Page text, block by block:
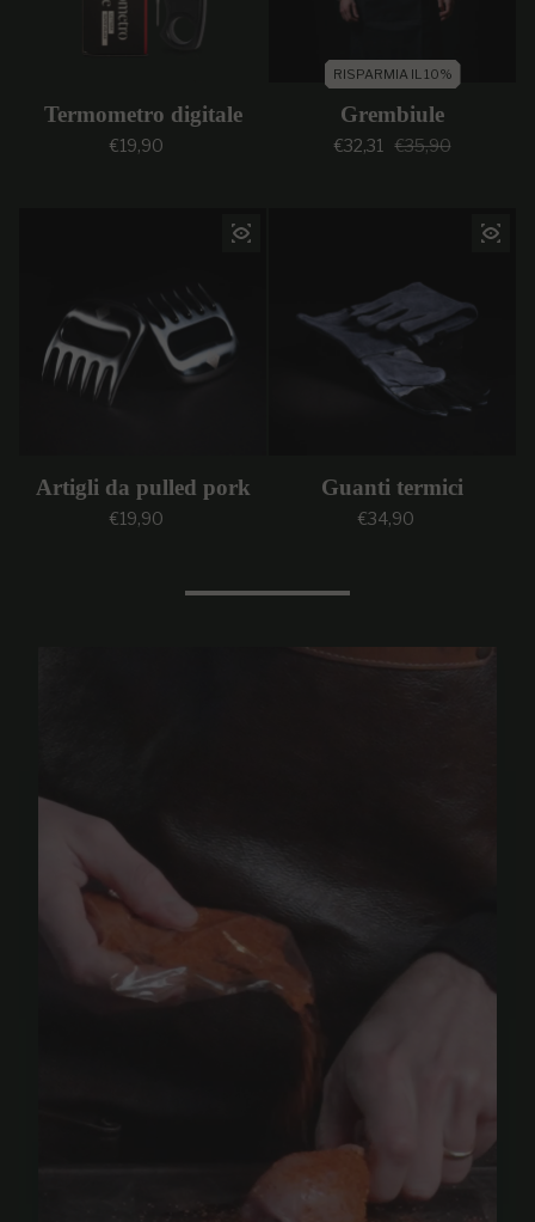
Termometro digitale
Prezzo regolare
€19,90
RISPARMIA IL 10%
Grembiule
Prezzo di
€32,31 Prezzo
€35,90
Artigli da pulled pork
Prezzo regolare
€19,90
Guanti termici
Prezzo regolare
€34,90